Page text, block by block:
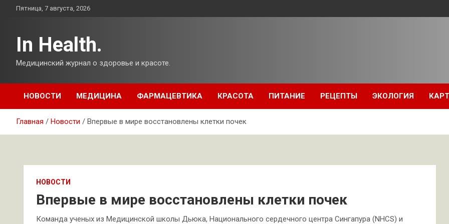
ПерейтиПятница, 7 августа, 2026
In Health.
Медицинский журнал о здоровье и красоте.
НОВОСТИ МЕДИЦИНА ФАРМАЦЕВТИКА КРАСОТА ПИТАНИЕ РЕЦЕПТЫ ЭКОЛОГИЯ
Главная Новости Впервые в мире восстановлены клетки почек
НОВОСТИ
Впервые в мире восстановлены клетки почек
Команда ученых из Медицинской школы Дьюка, Национального сердечного центра Сингапура (NHCS) и